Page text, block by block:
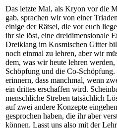
Das letzte Mal, als Kryon vor die
gab, sprachen wir von einer
einige der Rätsel, die vor euch
ihr sie löst, eine dreidimensionale
Dreiklang im Kosmischen Gitter
noch einmal zu lehren, aber wir
dem, was wir heute lehren
Schöpfung und die Co-
erinnern, dass manchmal, wenn
ein drittes erschaffen wird.
menschliche Streben tatsächlich
auf zwei andere Konzepte
gesprochen haben, die ihr aber
können. Lasst uns also mit der